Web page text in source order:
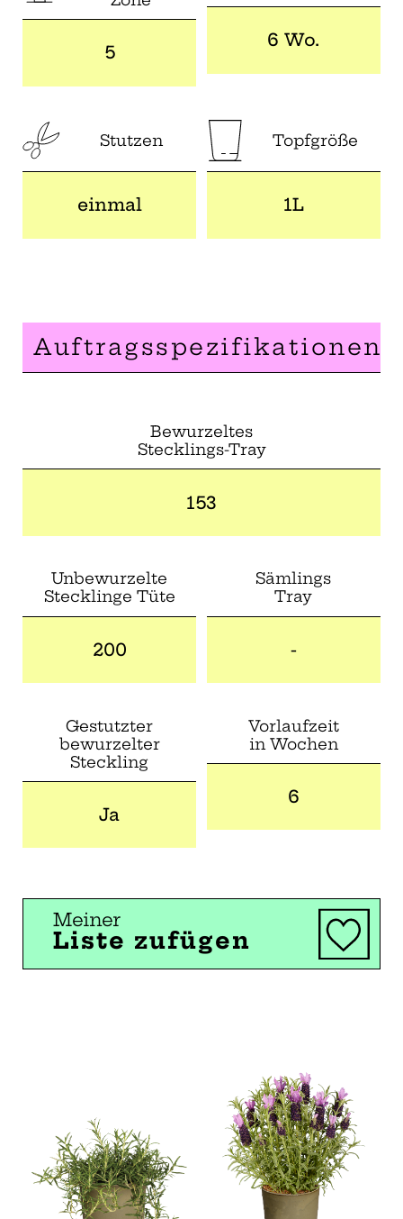
5
6 Wo.
Stutzen
einmal
Topfgröße
1L
Auftragsspezifikationen
Bewurzeltes
Stecklings-Tray
153
Unbewurzelte
Stecklinge Tüte
200
Sämlings
Tray
-
Gestutzter
bewurzelter
Steckling
Ja
Vorlaufzeit
in Wochen
6
Meiner
Liste zufügen